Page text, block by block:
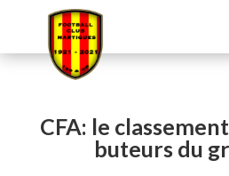
CFA: le
buteurs du